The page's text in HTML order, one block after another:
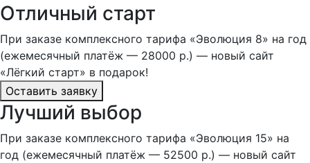
Отличный старт
При заказе комплексного тарифа «Эволюция 8» на год
(ежемесячный платёж — 28000 р.) — новый сайт
«Лёгкий старт» в подарок!
Оставить заявку
Лучший выбор
При заказе комплексного тарифа «Эволюция 15» на
год (ежемесячный платёж — 52500 р.) — новый сайт